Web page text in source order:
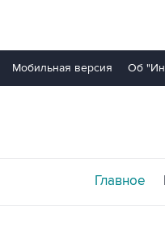
Мобильная версия Об
Главное